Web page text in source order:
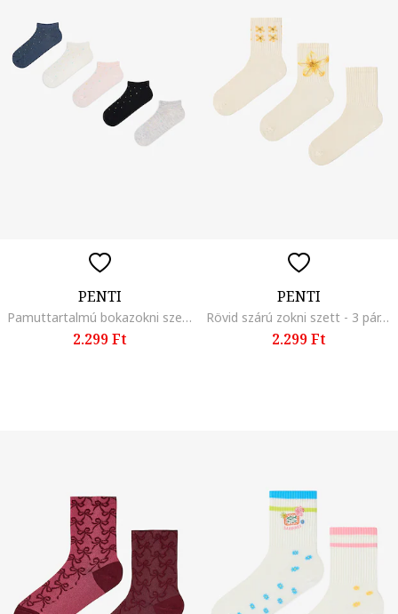
PENTI
Pamuttartalmú bokazokni szett - 5 pár, Fekete/Tárnicskék/Halvány rózsaszín
2.299 Ft
PENTI
Rövid szárú zokni szett - 3 pár, Világosbézs,
2.299 Ft